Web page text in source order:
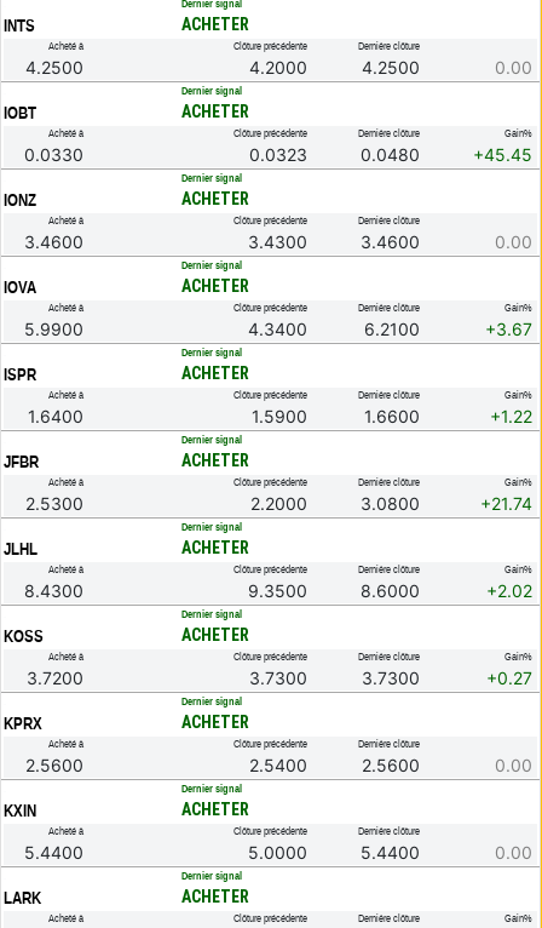
INTS
Dernier signal
ACHETER
Acheté à
4.2500
Clôture précédente
4.2000
Dernière clôture
4.2500 0.00
IOBT
Dernier signal
ACHETER
Acheté à
0.0330
Clôture précédente
0.0323
Dernière clôture
0.0480
Gain%
+45.45
IONZ
Dernier signal
ACHETER
Acheté à
3.4600
Clôture précédente
3.4300
Dernière clôture
3.4600 0.00
IOVA
Dernier signal
ACHETER
Acheté à
5.9900
Clôture précédente
4.3400
Dernière clôture
6.2100
Gain%
+3.67
ISPR
Dernier signal
ACHETER
Acheté à
1.6400
Clôture précédente
1.5900
Dernière clôture
1.6600
Gain%
+1.22
JFBR
Dernier signal
ACHETER
Acheté à
2.5300
Clôture précédente
2.2000
Dernière clôture
3.0800
Gain%
+21.74
JLHL
Dernier signal
ACHETER
Acheté à
8.4300
Clôture précédente
9.3500
Dernière clôture
8.6000
Gain%
+2.02
KOSS
Dernier signal
ACHETER
Acheté à
3.7200
Clôture précédente
3.7300
Dernière clôture
3.7300
Gain%
+0.27
KPRX
Dernier signal
ACHETER
Acheté à
2.5600
Clôture précédente
2.5400
Dernière clôture
2.5600 0.00
KXIN
Dernier signal
ACHETER
Acheté à
5.4400
Clôture précédente
5.0000
Dernière clôture
5.4400 0.00
LARK
Dernier signal
ACHETER
Acheté à Clôture précédente Dernière clôture Gain%